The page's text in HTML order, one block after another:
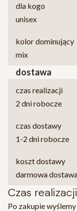
dla kogo
unisex
kolor dominujący
mix
dostawa
czas realizacji
2 dni robocze
czas dostawy
1-2 dni robocze
koszt dostawy
darmowa
Czas
Po zakupie